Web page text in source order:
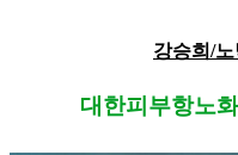
강승희/
대한피부항노